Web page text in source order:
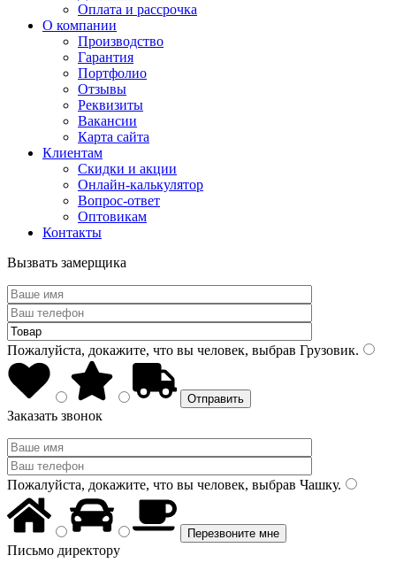
Оплата и рассрочка
О компании
Производство
Гарантия
Портфолио
Отзывы
Реквизиты
Вакансии
Карта сайта
Клиентам
Скидки и акции
Онлайн-калькулятор
Вопрос-ответ
Оптовикам
Контакты
Вызвать замерщика
Пожалуйста, докажите, что вы человек, выбрав Грузовик.
Заказать звонок
Пожалуйста, докажите, что вы человек, выбрав Чашку.
Письмо директору